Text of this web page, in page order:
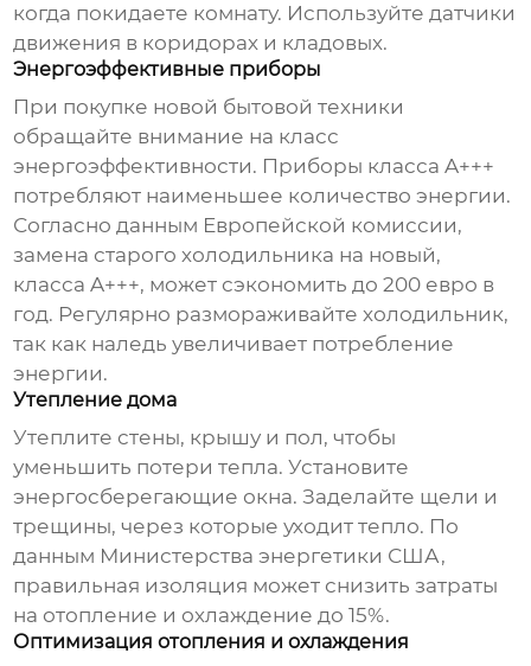
когда покидаете комнату. Используйте датчики
движения в коридорах и кладовых.
Энергоэффективные приборы
При покупке новой бытовой техники
обращайте внимание на класс
энергоэффективности. Приборы класса A+++
потребляют наименьшее количество энергии.
Согласно данным Европейской комиссии,
замена старого холодильника на новый,
класса A+++, может сэкономить до 200 евро в
год. Регулярно размораживайте холодильник,
так как наледь увеличивает потребление
энергии.
Утепление дома
Утеплите стены, крышу и пол, чтобы
уменьшить потери тепла. Установите
энергосберегающие окна. Заделайте щели и
трещины, через которые уходит тепло. По
данным Министерства энергетики США,
правильная изоляция может снизить затраты
на отопление и охлаждение до 15%.
Оптимизация отопления и охлаждения